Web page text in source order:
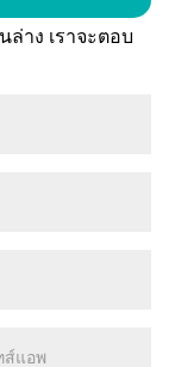
าง เราจะตอบ